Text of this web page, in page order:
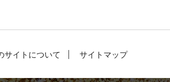
サイトについて サイトマップ